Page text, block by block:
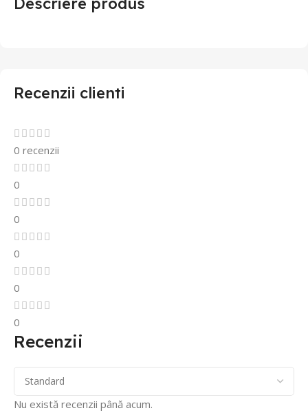
Recenzii clienti
0 recenzii
0
0
0
0
0
Recenzii
Nu există recenzii până acum.